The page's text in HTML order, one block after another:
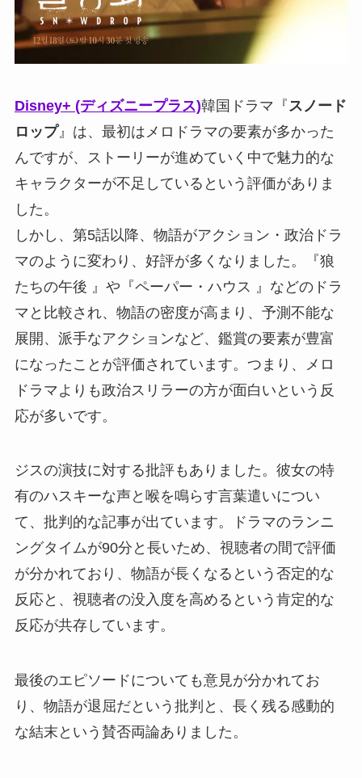
Disney+ (ディズニープラス)韓国ドラマ『 スノード
ロップ』は、最初はメロドラマの要素が多かった
んですが、ストーリーが進めていく中で魅力的な
キャラクターが不足しているという評価がありま
した。
しかし、第5話以降、物語がアクション・政治ドラ
マのように変わり、好評が多くなりました。『狼
たちの午後 』や『ペーパー・ハウス 』などのドラ
マと比較され、物語の密度が高まり、予測不能な
展開、派手なアクションなど、鑑賞の要素が豊富
になったことが評価されています。つまり、メロ
ドラマよりも政治スリラーの方が面白いという反
応が多いです。
ジスの演技に対する批評もありました。彼女の特
有のハスキーな声と喉を鳴らす言葉遣いについ
て、批判的な記事が出ています。ドラマのランニ
ングタイムが90分と長いため、視聴者の間で評価
が分かれており、物語が長くなるという否定的な
反応と、視聴者の没入度を高めるという肯定的な
反応が共存しています。
最後のエピソードについても意見が分かれてお
り、物語が退屈だという批判と、長く残る感動的
な結末という賛否両論ありました。